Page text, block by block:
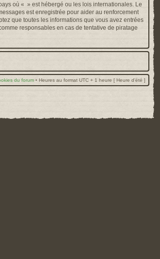
où « » est hébergé ou les lois internationales. Le
est enregistrée pour aider au renforcement
que toutes les informations que vous avez entrées
responsables en cas de tentative de piratage
du forum • Heures au format UTC + 1 heure [ Heure d’été ]